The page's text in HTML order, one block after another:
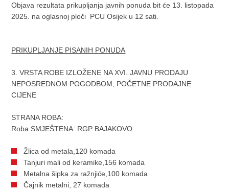
Objava rezultata prikupljanja javnih ponuda bit će 13. listopada
2025. na oglasnoj ploči PCU Osijek u 12 sati.
PRIKUPLJANJE PISANIH PONUDA
3. VRSTA ROBE IZLOŽENE NA XVI. JAVNU PRODAJU
NEPOSREDNOM POGODBOM, POČETNE PRODAJNE
CIJENE
STRANA ROBA:
Roba SMJEŠTENA: RGP BAJAKOVO
Žlica od metala,120 komada
Tanjuri mali od keramike,156 komada
Metalna šipka za ražnjiće,100 komada
Čajnik metalni, 27 komada